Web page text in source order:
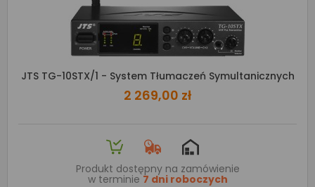
JTS TG-10STX/1 - System Tłumaczeń Symultanicznych
2 269,00 zł
Produkt dostępny na zamówienie
w terminie 7 dni roboczych